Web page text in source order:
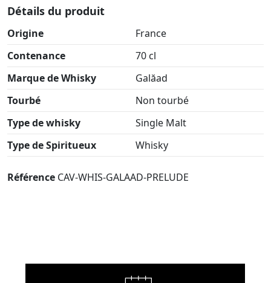
Détails du produit
Origine
France
Contenance
70 cl
Marque de Whisky
Galăad
Tourbé
Non tourbé
Type de whisky
Single Malt
Type de Spiritueux
Whisky
Référence CAV-WHIS-GALAAD-PRELUDE